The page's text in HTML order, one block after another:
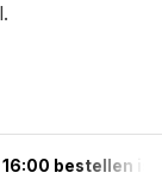
16:00 bestellen is